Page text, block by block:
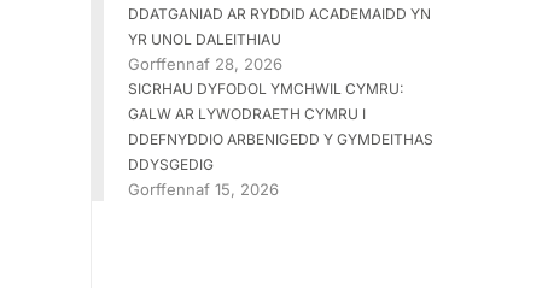
DDATGANIAD AR RYDDID ACADEMAIDD YN
YR UNOL DALEITHIAU
Gorffennaf 28, 2026
SICRHAU DYFODOL YMCHWIL CYMRU:
GALW AR LYWODRAETH CYMRU I
DDEFNYDDIO ARBENIGEDD Y GYMDEITHAS
DDYSGEDIG
Gorffennaf 15, 2026